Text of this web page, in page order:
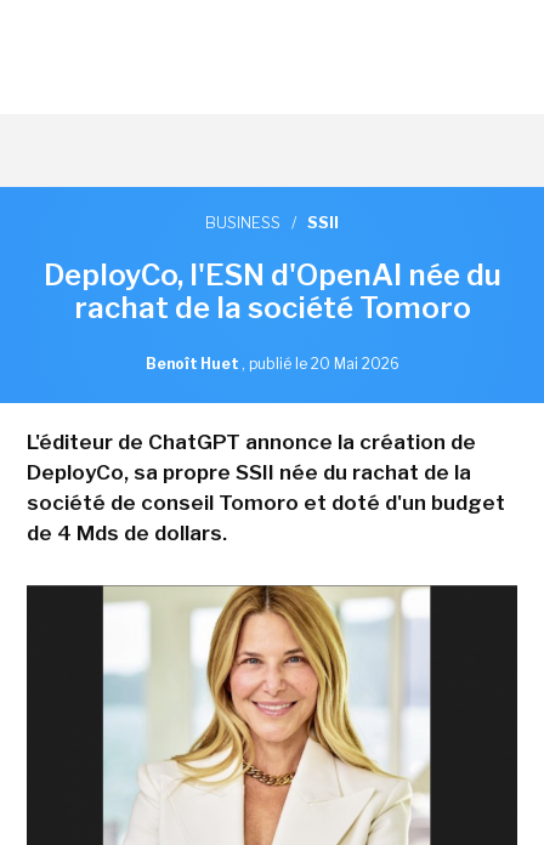
BUSINESS / SSII
DeployCo, l'ESN d'OpenAI née du
rachat de la société Tomoro
Benoît Huet , publié le 20 Mai 2026
L'éditeur de ChatGPT annonce la création de
DeployCo, sa propre SSII née du rachat de la
société de conseil Tomoro et doté d'un budget
de 4 Mds de dollars.